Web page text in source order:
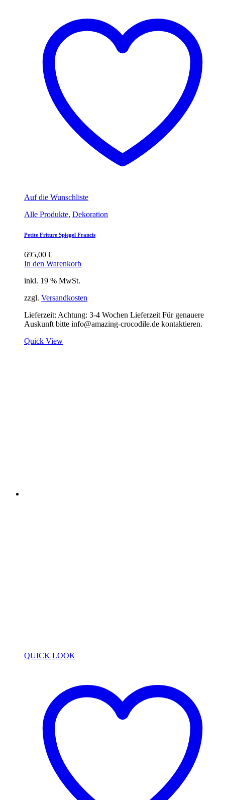
Auf die Wunschliste
Alle Produkte, Dekoration
Petite Friture Spiegel Francis
695,00 €
In den Warenkorb
inkl. 19 % MwSt.
zzgl. Versandkosten
Lieferzeit: Achtung: 3-4 Wochen Lieferzeit Für genauere
Auskunft bitte info@amazing-crocodile.de kontaktieren.
Quick View
QUICK LOOK